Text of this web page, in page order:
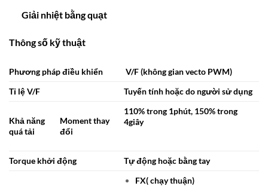
Giải nhiệt bằng quạt
Thông số kỹ thuật
Phương pháp điều khiển
V/F (không gian vecto PWM)
Tỉ lệ V/F
Tuyến tính hoặc do người sử dụng
Khả năng
quá tải
Moment thay
đổi
110% trong 1phút, 150% trong
4giây
Torque khởi động Tự động hoặc bằng tay
FX( chạy thuận)